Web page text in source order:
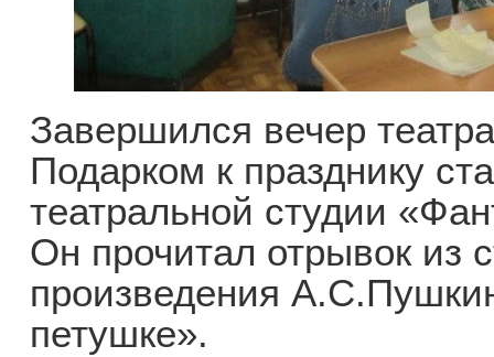
Завершился вечер
Подарком к празднику
театральной студии
Он прочитал отрывок из
произведения
петушке».